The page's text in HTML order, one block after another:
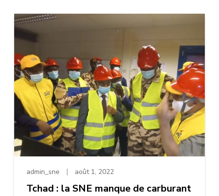
admin_sne août 1, 2022
Tchad : la SNE manque de carburant